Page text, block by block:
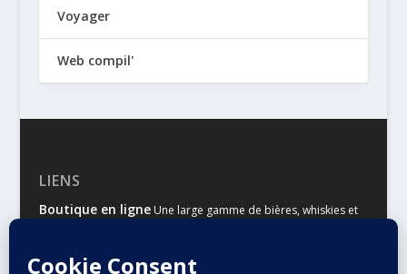
Voyager
Web compil'
LIENS
Boutique en ligneUne large gamme de bières, whiskies et
Malts & HoublonsLe site d’information des amateurs de